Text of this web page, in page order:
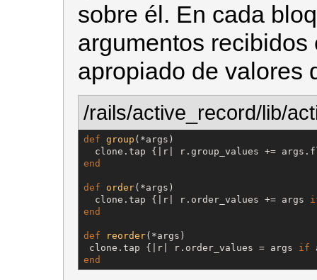
sobre él. En cada
argumentos
apropiado de valores
/rails/active_record/lib/
def group (*args)
clone.tap {|r| r.group_values +=
end
def order(*args)
  clone.tap {|r| r.order_values += args
end
def reorder(*args)
clone.tap {|r| r.order_values = args if
end